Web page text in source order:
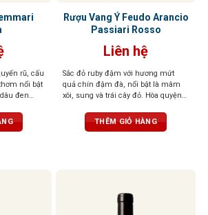
rũ, cấu
nổi bật
đen
trong
lá tinh
Rượu Vang Ý Feudo Arancio
Passiari Rosso
Liên hệ
Sắc đỏ ruby đậm với hương mứt
quả chín đậm đà, nổi bật là mâm
xôi, sung và trái cây đỏ. Hòa quyện
như tiêu đen, quế, thảo mộc khô,
gợi cảm giác ấm áp và hài hòa.
THÊM GIỎ HÀNG